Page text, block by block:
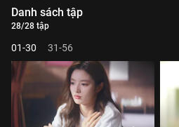
Danh sách tập
28/28 tập
01-30 31-56